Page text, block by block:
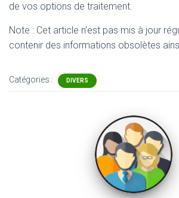
de vos options de traitement.
Note : Cet article n'est pas mis à jour
contenir des informations obsolètes
Catégories : DIVERS